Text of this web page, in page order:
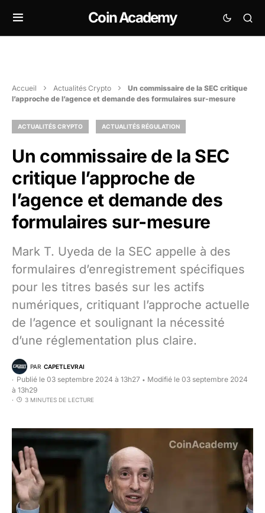
Coin Academy
Accueil Actualités Crypto
Un commissaire de la SEC critique
l’approche de l’agence et demande des formulaires sur-mesure
ACTUALITÉS CRYPTO ACTUALITÉS RÉGULATION
Un commissaire de la SEC
critique l’approche de
l’agence et demande des
formulaires sur-mesure
Mark T. Uyeda de la SEC appelle à des
formulaires d’enregistrement spécifiques
pour les titres basés sur les actifs
numériques, critiquant l’approche actuelle
de l’agence et soulignant la nécessité
d’une réglementation plus claire.
PAR CAPETLEVRAI
Publié le 03 septembre 2024 à 13h27 • Modifié le 03 septembre 2024
à 13h29
3 MINUTES DE LECTURE